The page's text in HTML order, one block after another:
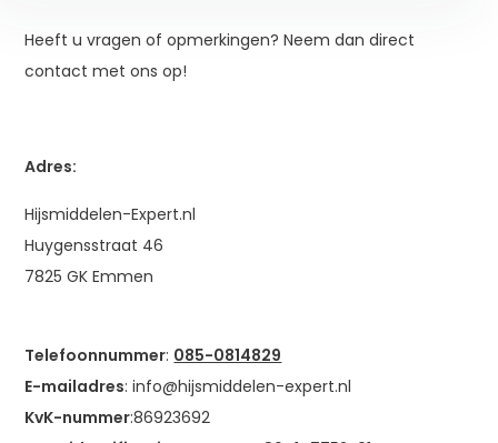
Heeft u vragen of opmerkingen? Neem dan direct
contact met ons op!
Adres:
Hijsmiddelen-Expert.nl
Huygensstraat 46
7825 GK Emmen
Telefoonnummer: 085-0814829
E-mailadres:info@hijsmiddelen-expert.nl
KvK-nummer:86923692